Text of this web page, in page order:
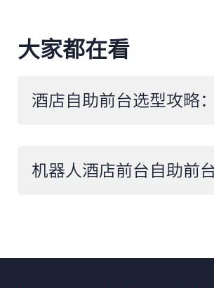
大家都在看
酒店自助前台选型攻略